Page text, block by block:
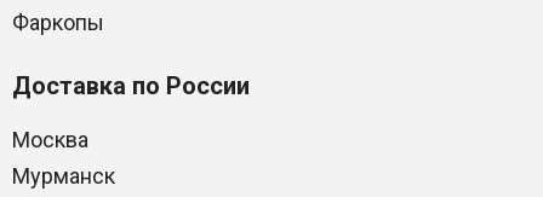
Фаркопы
Доставка по России
Москва
Мурманск